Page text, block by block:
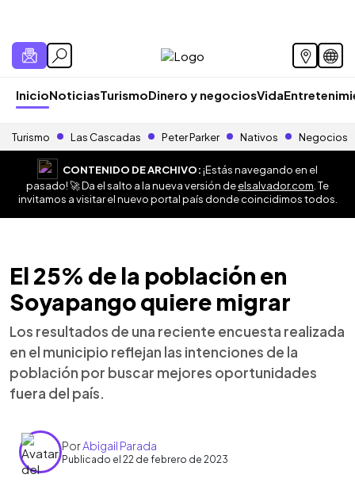
InicioNoticiasTurismoDinero y negociosVida
Turismo Las Cascadas Peter Parker Nativos Negocios
CONTENIDO DE ARCHIVO:¡Estás navegando en el
pasado! 🚀 Da el salto a la nueva versión deelsalvador.com . Te
invitamos a visitar el nuevo portal país donde coincidimos todos.
El 25% de la población en
Soyapango quiere migrar
Los resultados de una reciente encuesta realizada
en el municipio reflejan las intenciones de la
población por buscar mejores oportunidades
fuera del país.
PorAbigail Parada
Publicado el 22 de febrero de 2023